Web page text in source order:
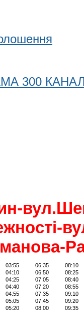
300
03:55 06:35
08:10
04:10 06:50
08:25
04:25 07:05
08:40
04:40 07:20
08:55
04:55 07:35
09:10
05:05 07:45
09:20
05:20 08:00 09:35